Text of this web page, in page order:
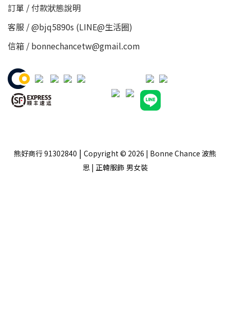
訂單 / 付款狀態說明
客服 /@bjq5890s (LINE@生活圈)
信箱 / bonnechancetw@gmail.com
熊好商行 91302840 | Copyright © 2026 | Bonne Chance 波熊
思 | 正韓服飾 男女裝